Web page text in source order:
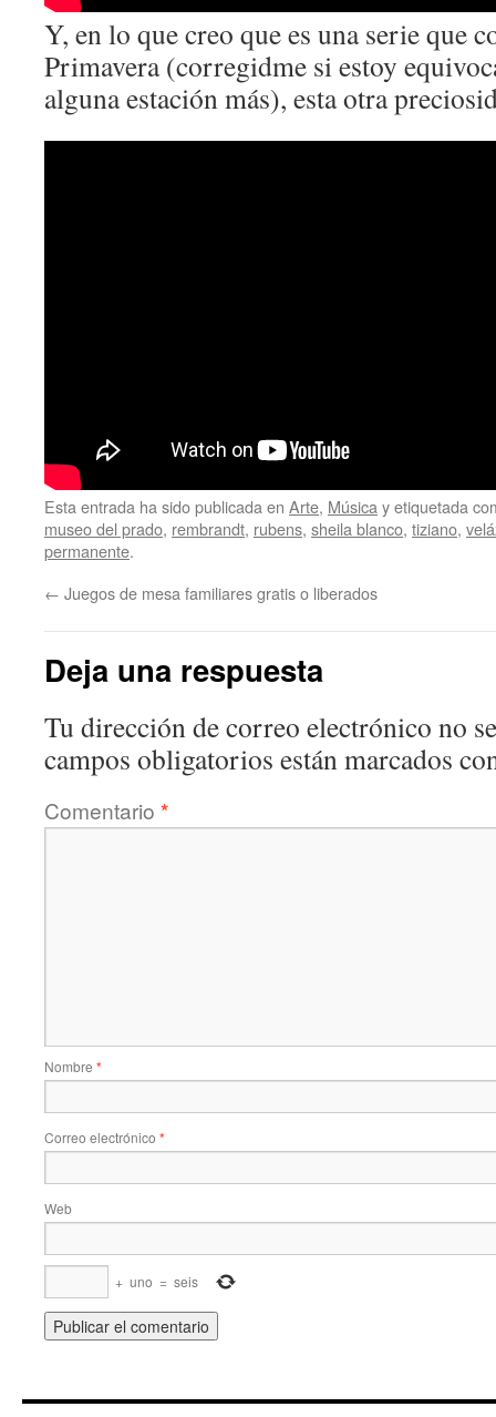
Y, en lo que creo que es una serie que
Primavera (corregidme si estoy
alguna estación más), esta otra
Esta entrada ha sido publicada en Arte, Música y etiquetada
museo del prado, rembrandt, rubens, sheila blanco, tiziano,
permanente.
← Juegos de mesa familiares gratis o liberados
Deja una respuesta
Tu dirección de correo electrónico no
campos obligatorios están marcados
Comentario *
Nombre *
Correo electrónico *
Web
+ uno = seis